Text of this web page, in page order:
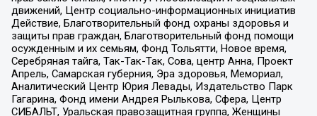
движений, Центр социально-информационных инициатив
Действие, Благотворительный фонд охраны здоровья и
защиты прав граждан, Благотворительный фонд помощи
осужденным и их семьям, Фонд Тольятти, Новое время,
Серебряная тайга, Так-Так-Так, Сова, центр Анна, Проект
Апрель, Самарская губерния, Эра здоровья, Мемориал,
Аналитический Центр Юрия Левады, Издательство Парк
Гагарина, Фонд имени Андрея Рылькова, Сфера, Центр
СИБАЛЬТ, Уральская правозащитная группа, Женщины